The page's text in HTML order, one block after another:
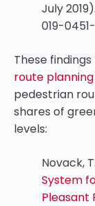
July
019-
These
route planning
pedestrian
shares of
levels:
Novack,
System
Pleasant